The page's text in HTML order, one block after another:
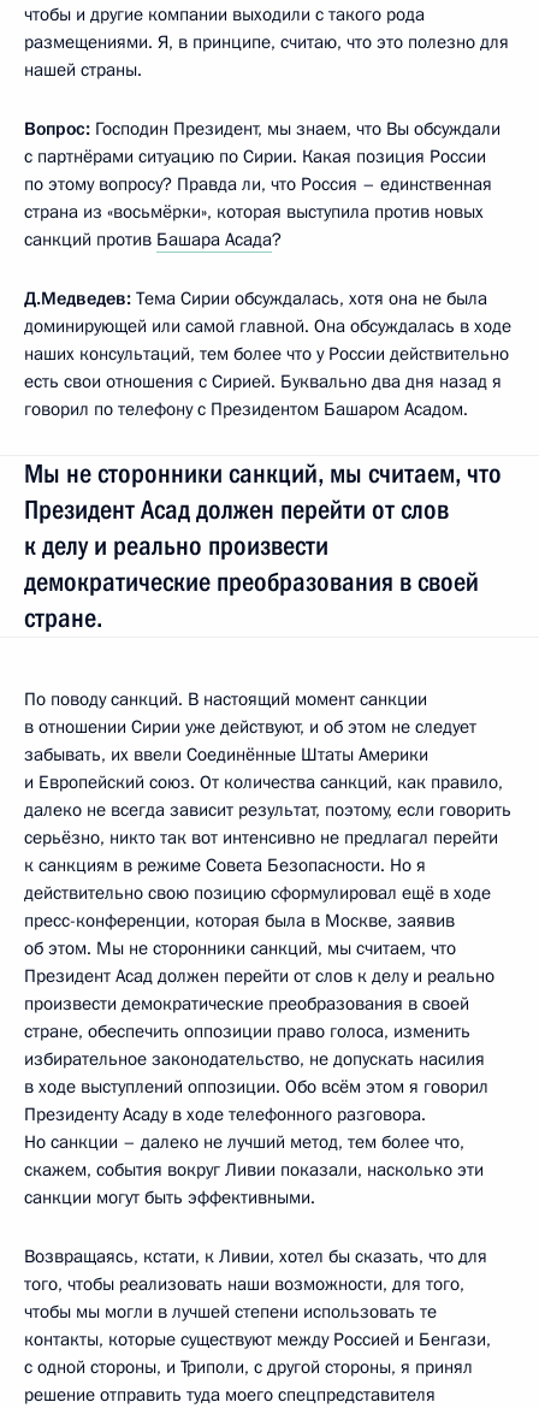
чтобы и другие компании выходили с такого рода
размещениями. Я, в принципе, считаю, что это полезно для
нашей страны.
Вопрос: Господин Президент, мы знаем, что Вы обсуждали
с партнёрами ситуацию по Сирии. Какая позиция России
по этому вопросу? Правда ли, что Россия – единственная
страна из «восьмёрки», которая выступила против новых
санкций против Башара Асада?
Д.Медведев: Тема Сирии обсуждалась, хотя она не была
доминирующей или самой главной. Она обсуждалась в ходе
наших консультаций, тем более что у России действительно
есть свои отношения с Сирией. Буквально два дня назад я
говорил по телефону с Президентом Башаром Асадом.
Мы не сторонники санкций, мы считаем, что
Президент Асад должен перейти от слов
к делу и реально произвести
демократические преобразования в своей
стране.
По поводу санкций. В настоящий момент санкции
в отношении Сирии уже действуют, и об этом не следует
забывать, их ввели Соединённые Штаты Америки
и Европейский союз. От количества санкций, как правило,
далеко не всегда зависит результат, поэтому, если говорить
серьёзно, никто так вот интенсивно не предлагал перейти
к санкциям в режиме Совета Безопасности. Но я
действительно свою позицию сформулировал ещё в ходе
пресс-конференции, которая была в Москве, заявив
об этом. Мы не сторонники санкций, мы считаем, что
Президент Асад должен перейти от слов к делу и реально
произвести демократические преобразования в своей
стране, обеспечить оппозиции право голоса, изменить
избирательное законодательство, не допускать насилия
в ходе выступлений оппозиции. Обо всём этом я говорил
Президенту Асаду в ходе телефонного разговора.
Но санкции – далеко не лучший метод, тем более что,
скажем, события вокруг Ливии показали, насколько эти
санкции могут быть эффективными.
Возвращаясь, кстати, к Ливии, хотел бы сказать, что для
того, чтобы реализовать наши возможности, для того,
чтобы мы могли в лучшей степени использовать те
контакты, которые существуют между Россией и Бенгази,
с одной стороны, и Триполи, с другой стороны, я принял
решение отправить туда моего спецпредставителя